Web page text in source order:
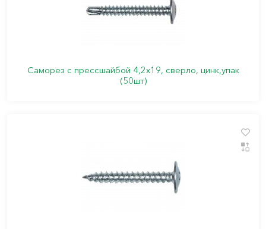
Саморез с прессшайбой 4,2х19, сверло, цинк,упак
(50шт)